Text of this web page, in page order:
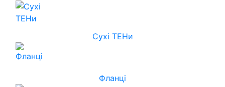
Сухі ТЕНи
Фланці